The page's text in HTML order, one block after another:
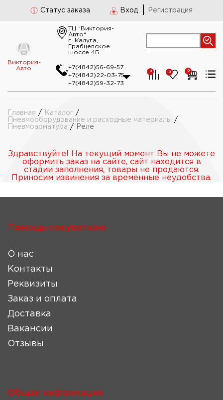
Статус заказа Вход Регистрация
Виктория-
Авто
ТЦ “Виктория-
Авто“
г. Калуга,
Грабцевское
шоссе 4Б
+7(4842)56-69-57
+7(4842)22-03-75
+7(4842)59-32-73
0 0 0
Главная / Каталог /
Пневмооборудование и расходные материалы /
Пневмоарматура / Реле
Здравствуйте! На текущий момент Вы не можете
оформить заказ на сайте, сайт находится в
стадии заполнения, товары не продаются.
Приносим извинения за временные неудобства.
Помощь покупателю
О нас
Контакты
Реквизиты
Заказ и оплата
Доставка
Вакансии
Отзывы
Общая информация